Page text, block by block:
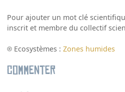
Pour ajouter un mot clé
inscrit et membre du collectif
Ecosystèmes :Zones humides
Commenter